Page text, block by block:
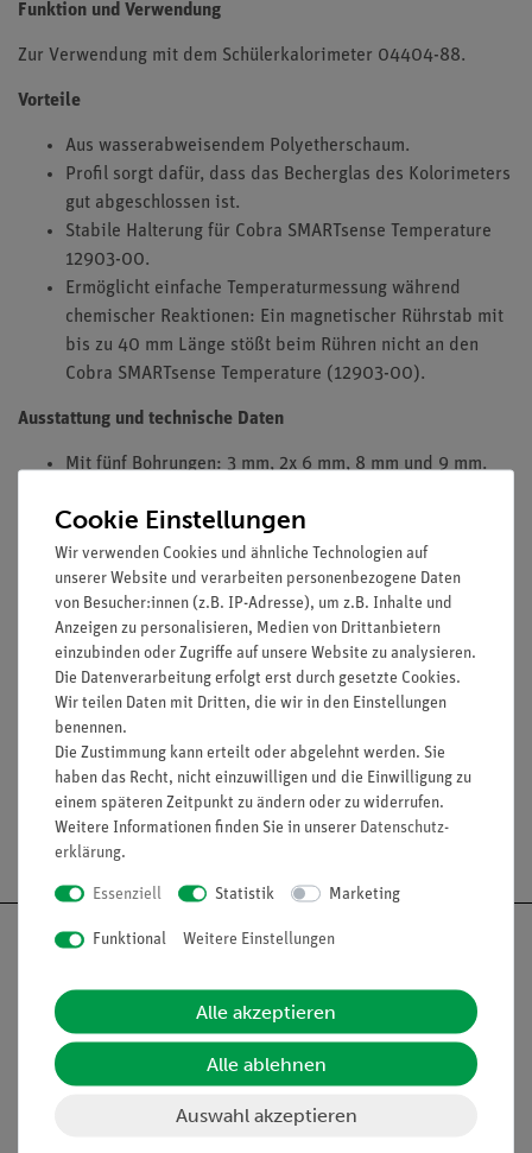
Funktion und Verwendung
Zur Verwendung mit dem Schülerkalorimeter 04404-88.
Vorteile
Aus wasserabweisendem Polyetherschaum.
Profil sorgt dafür, dass das Becherglas des Kolorimeters
gut abgeschlossen ist.
Stabile Halterung für Cobra SMARTsense Temperature
12903-00.
Ermöglicht einfache Temperaturmessung während
chemischer Reaktionen: Ein magnetischer Rührstab mit
bis zu 40 mm Länge stößt beim Rühren nicht an den
Cobra SMARTsense Temperature (12903-00).
Ausstattung und technische Daten
Mit fünf Bohrungen: 3 mm, 2x 6 mm, 8 mm und 9 mm.
Trichter.
Bohrung für Cobra SMARTsense Temperature
12903-00.
Schlitz und Bohrungen für Heizspule.
Aus wasserabweisendem Polyetherschaum.
Durchmesser oben: 90 mm.
Durchmesser unten: 67 mm.
Höhe: 30 mm.
Versandkostenfrei ab 300,- €
Nach oben
Informationen Service
Cookie Einstellungen
Wir verwenden Cookies und ähnliche Technologien auf
unserer Website und verarbeiten personenbezogene Daten
von Besucher:innen (z.B. IP-Adresse), um z.B. Inhalte und
Anzeigen zu personalisieren, Medien von Drittanbietern
einzubinden oder Zugriffe auf unsere Website zu analysieren.
Die Datenverarbeitung erfolgt erst durch gesetzte Cookies.
Wir teilen Daten mit Dritten, die wir in den Einstellungen
benennen.
Die Zustimmung kann erteilt oder abgelehnt werden. Sie
haben das Recht, nicht einzuwilligen und die Einwilligung zu
einem späteren Zeitpunkt zu ändern oder zu widerrufen.
Weitere Informationen finden Sie in unserer Daten­schutz­
erklärung.
Essenziell Statistik Marketing
Funktional Weitere Einstellungen
Alle akzeptieren
Alle ablehnen
Auswahl akzeptieren